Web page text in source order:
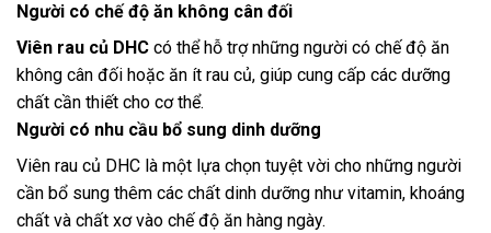
Người có chế độ ăn không cân đối
Viên rau củ DHC có thể hỗ trợ những người có chế độ ăn
không cân đối hoặc ăn ít rau củ, giúp cung cấp các dưỡng
chất cần thiết cho cơ thể.
Người có nhu cầu bổ sung dinh dưỡng
Viên rau củ DHC là một lựa chọn tuyệt vời cho những người
cần bổ sung thêm các chất dinh dưỡng như vitamin, khoáng
chất và chất xơ vào chế độ ăn hàng ngày.